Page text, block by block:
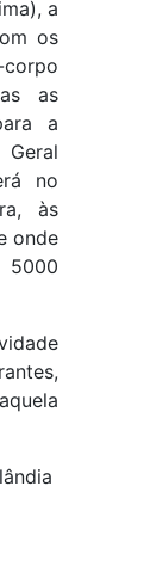
a
os
as
a
no
às
onde